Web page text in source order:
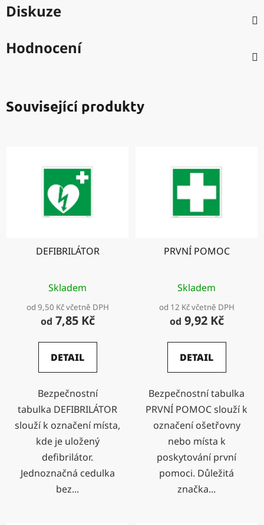
Diskuze
Hodnocení
Související produkty
DEFIBRILÁTOR
Skladem
od 9,50 Kč včetně DPH
od 7,85 Kč
DETAIL
Bezpečnostní
tabulka DEFIBRILÁTOR
slouží k označení místa,
kde je uložený
defibrilátor.
Jednoznačná cedulka
bez...
PRVNÍ POMOC
Skladem
od 12 Kč včetně DPH
od 9,92 Kč
DETAIL
Bezpečnostní tabulka
PRVNÍ POMOC slouží k
označení ošetřovny
nebo místa k
poskytování první
pomoci. Důležitá
značka...